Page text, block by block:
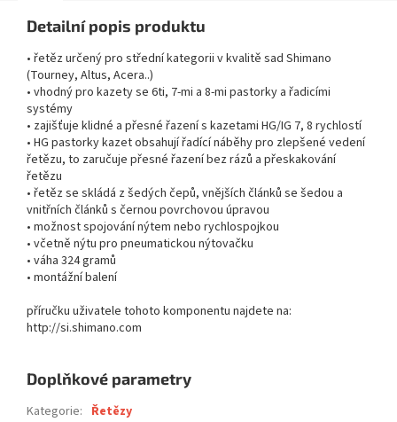
Detailní popis produktu
• řetěz určený pro střední kategorii v kvalitě sad Shimano
(Tourney, Altus, Acera..)
• vhodný pro kazety se 6ti, 7-mi a 8-mi pastorky a řadicími
systémy
• zajišťuje klidné a přesné řazení s kazetami HG/IG 7, 8 rychlostí
• HG pastorky kazet obsahují řadící náběhy pro zlepšené vedení
řetězu, to zaručuje přesné řazení bez rázů a přeskakování
řetězu
• řetěz se skládá z šedých čepů, vnějších článků se šedou a
vnitřních článků s černou povrchovou úpravou
• možnost spojování nýtem nebo rychlospojkou
• včetně nýtu pro pneumatickou nýtovačku
• váha 324 gramů
• montážní balení
příručku uživatele tohoto komponentu najdete na:
http://si.shimano.com
Doplňkové parametry
Kategorie: Řetězy